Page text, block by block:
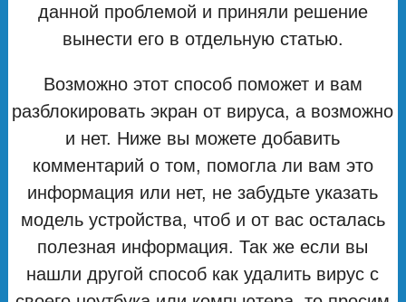
данной проблемой и приняли решение
вынести его в отдельную статью.
Возможно этот способ поможет и вам
разблокировать экран от вируса, а возможно
и нет. Ниже вы можете добавить
комментарий о том, помогла ли вам это
информация или нет, не забудьте указать
модель устройства, чтоб и от вас осталась
полезная информация. Так же если вы
нашли другой способ как удалить вирус с